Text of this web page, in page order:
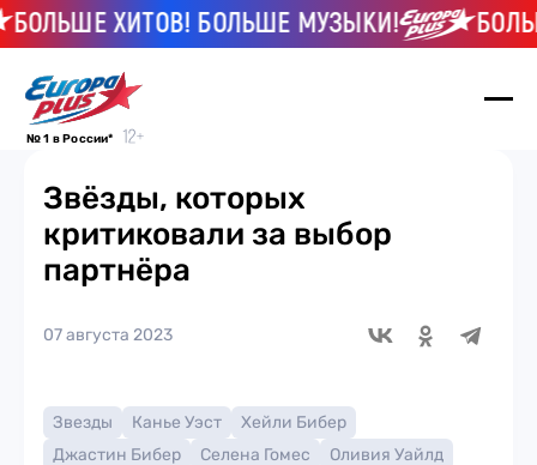
ХИТОВ! БОЛЬШЕ МУЗЫКИ!
№ 1 в России*
Звёзды, которых
критиковали за выбор
партнёра
07 августа 2023
Звезды Канье Уэст
Хейли Бибер
Джастин Бибер
Селена Гомес
Оливия Уайлд